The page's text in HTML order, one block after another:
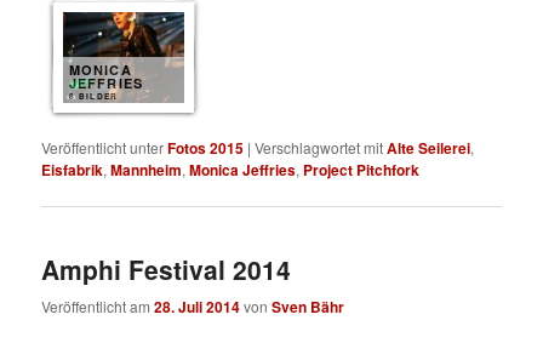
MONICA
JEFFRIES
8 BILDER
Veröffentlicht unterFotos 2015 |Verschlagwortet mitAlte Seilerei,
Eisfabrik,Mannheim,Monica Jeffries, Project Pitchfork
Amphi Festival 2014
Veröffentlicht am28. Juli 2014vonSven Bähr